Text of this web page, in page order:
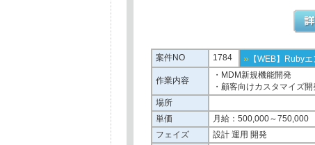
案件NO 1784 » 【WEB】Ruby
作業内容
・MDM新規機能開発
・顧客向けカスタマイズ開
場所
単価
月給：500,000～750,000
フェイズ
設計 運用 開発